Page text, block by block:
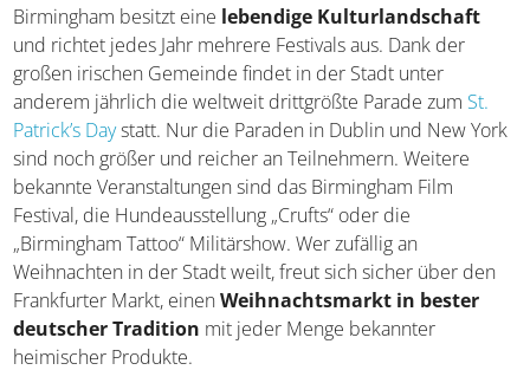
Birmingham besitzt eine lebendige Kulturlandschaft
und richtet jedes Jahr mehrere Festivals aus. Dank der
großen irischen Gemeinde findet in der Stadt unter
anderem jährlich die weltweit drittgrößte Parade zum St.
Patrick’s Daystatt. Nur die Paraden in Dublin und New
York sind noch größer und reicher an Teilnehmern.
Weitere bekannte Veranstaltungen sind das Birmingham
Film Festival, die Hundeausstellung „Crufts“ oder die
„Birmingham Tattoo“ Militärshow. Wer zufällig an
Weihnachten in der Stadt weilt, freut sich sicher über den
Frankfurter Markt, einenWeihnachtsmarkt in bester
deutscher Tradition mit jeder Menge bekannter
heimischer Produkte.